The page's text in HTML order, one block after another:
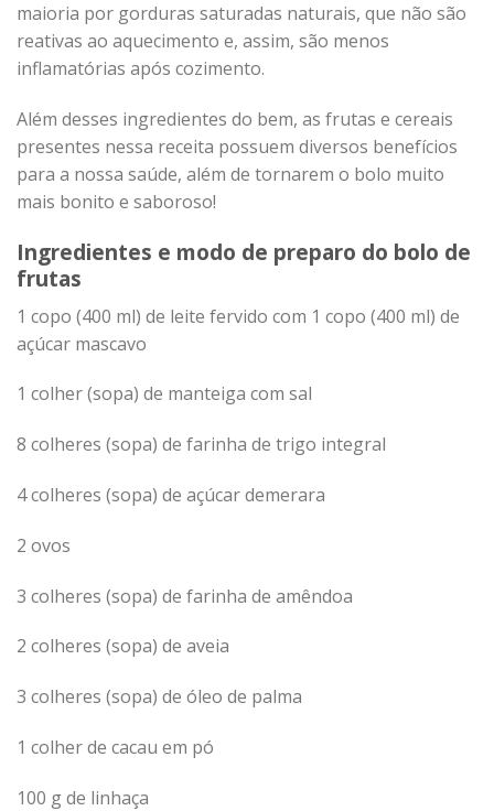
maioria por gorduras saturadas naturais, que não são
reativas ao aquecimento e, assim, são menos
inflamatórias após cozimento.
Além desses ingredientes do bem, as frutas e cereais
presentes nessa receita possuem diversos benefícios
para a nossa saúde, além de tornarem o bolo muito
mais bonito e saboroso!
Ingredientes e modo de preparo do bolo de
frutas
1 copo (400 ml) de leite fervido com 1 copo (400 ml) de
açúcar mascavo
1 colher (sopa) de manteiga com sal
8 colheres (sopa) de farinha de trigo integral
4 colheres (sopa) de açúcar demerara
2 ovos
3 colheres (sopa) de farinha de amêndoa
2 colheres (sopa) de aveia
3 colheres (sopa) de óleo de palma
1 colher de cacau em pó
100 g de linhaça